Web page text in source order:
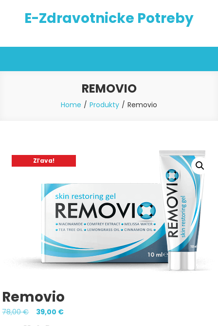
E-Zdravotnicke Potreby
REMOVIO
Home Produkty Removio
Zľava!
Removio
78,00€
Pôvodná
39,00 €Aktuálna